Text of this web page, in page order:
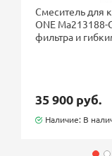
Смеситель для
ONE
фильтра и
35 900 руб.
Наличие: В